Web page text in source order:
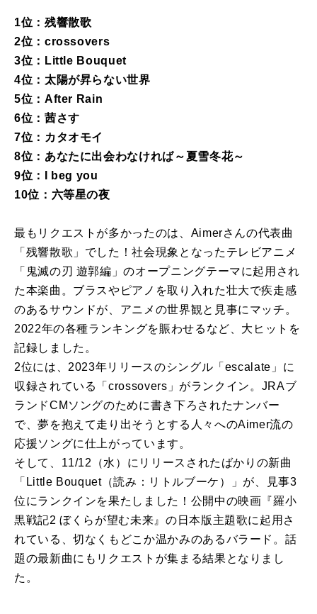
1位：残響散歌
2位：crossovers
3位：Little Bouquet
4位：太陽が昇らない世界
5位：After Rain
6位：茜さす
7位：カタオモイ
8位：あなたに出会わなければ～夏雪冬花～
9位：I beg you
10位：六等星の夜
最もリクエストが多かったのは、Aimerさんの代表曲
「残響散歌」でした！社会現象となったテレビアニメ
「鬼滅の刃 遊郭編」のオープニングテーマに起用され
た本楽曲。ブラスやピアノを取り入れた壮大で疾走感
のあるサウンドが、アニメの世界観と見事にマッチ。
2022年の各種ランキングを賑わせるなど、大ヒットを
記録しました。
2位には、2023年リリースのシングル「escalate」に
収録されている「crossovers」がランクイン。JRAブ
ランドCMソングのために書き下ろされたナンバー
で、夢を抱えて走り出そうとする人々へのAimer流の
応援ソングに仕上がっています。
そして、11/12（水）にリリースされたばかりの新曲
「Little Bouquet（読み：リトルブーケ）」が、見事3
位にランクインを果たしました！公開中の映画『羅小
黒戦記2 ぼくらが望む未来』の日本版主題歌に起用さ
れている、切なくもどこか温かみのあるバラード。話
題の最新曲にもリクエストが集まる結果となりまし
た。